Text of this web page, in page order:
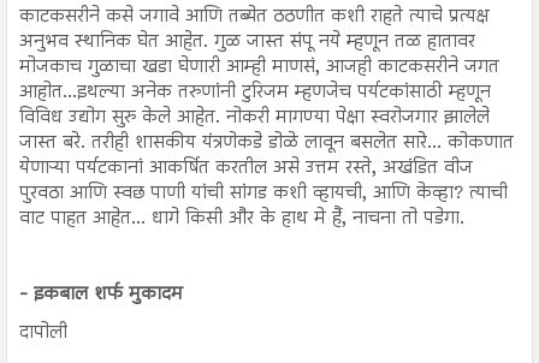
काटकसरीने कसे जगावे आणि तब्येत ठठणीत कशी राहते त्याचे प्रत्यक्ष
अनुभव स्थानिक घेत आहेत. गुळ जास्त संपू नये म्हणून तळ हातावर
मोजकाच गुळाचा खडा घेणारी आम्ही माणसं, आजही काटकसरीने जगत
आहोत...इथल्या अनेक तरुणांनी टुरिजम म्हणजेच पर्यटकांसाठी म्हणून
विविध उद्योग सुरु केले आहेत. नोकरी मागण्या पेक्षा स्वरोजगार झालेले
जास्त बरे. तरीही शासकीय यंत्रणेकडे डोळे लावून बसलेत सारे... कोकणात
येणाऱ्या पर्यटकानां आकर्षित करतील असे उत्तम रस्ते, अखंडित वीज
पुरवठा आणि स्वछ पाणी यांची सांगड कशी व्हायची, आणि केव्हा? त्याची
वाट पाहत आहेत... धागे किसी और के हाथ मे हैं, नाचना तो पडेगा.
- इकबाल शर्फ मुकादम
दापोली